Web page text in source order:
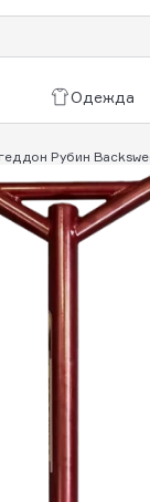
Одежда
Рубин